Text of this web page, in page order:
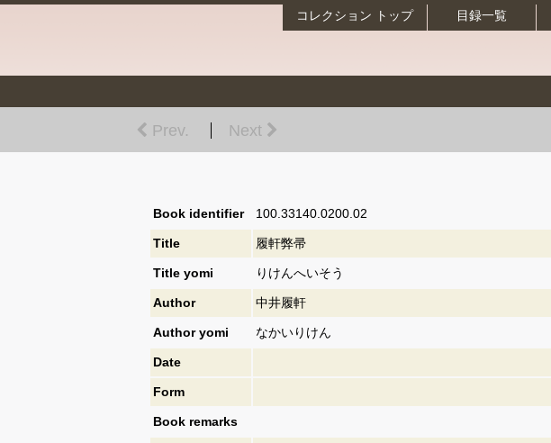
目録一覧
コレクション トップ
Prev. Next
Book identifier 100.33140.0200.02
Title 履軒弊帚
Title yomi りけんへいそう
Author 中井履軒
Author yomi なかいりけん
Date
Form
Book remarks